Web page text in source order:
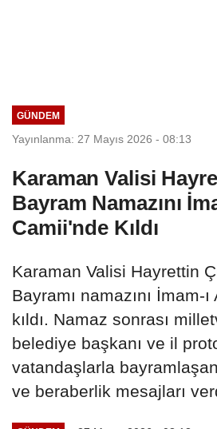
GÜNDEM
Yayınlanma: 27 Mayıs 2026 - 08:13
Karaman Valisi
Bayram Namazını
Camii'nde Kıldı
Karaman Valisi Hayrettin
Bayramı namazını İmam-
kıldı. Namaz sonrası
belediye başkanı ve il
vatandaşlarla
ve beraberlik mesajları